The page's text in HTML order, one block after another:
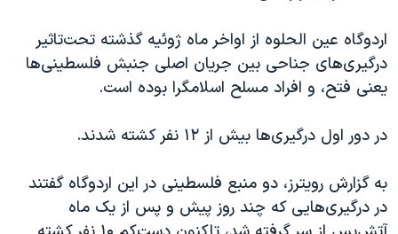
چهل سال گروگان‌گیری
قانون شفافیت دارائی کادر رهبری ایران
نرگس محمدی برنده جایزه نوبل صلح
همایش محافظه‌کاران آمریکا «سی‌پک»
اردوگاه عین الحلوه از اواخر ماه ژوئیه گذشته تحت‌تاثیر
درگیری‌های جناحی بین جریان اصلی جنبش فلسطینی‌ها
یعنی فتح، و افراد مسلح اسلامگرا بوده است.
در دور اول درگیری‌ها بیش از ۱۲ نفر کشته شدند.
به گزارش رویترز، دو منبع فلسطینی در این اردوگاه گفتند
در درگیری‌هایی که چند روز پیش و پس از یک ماه